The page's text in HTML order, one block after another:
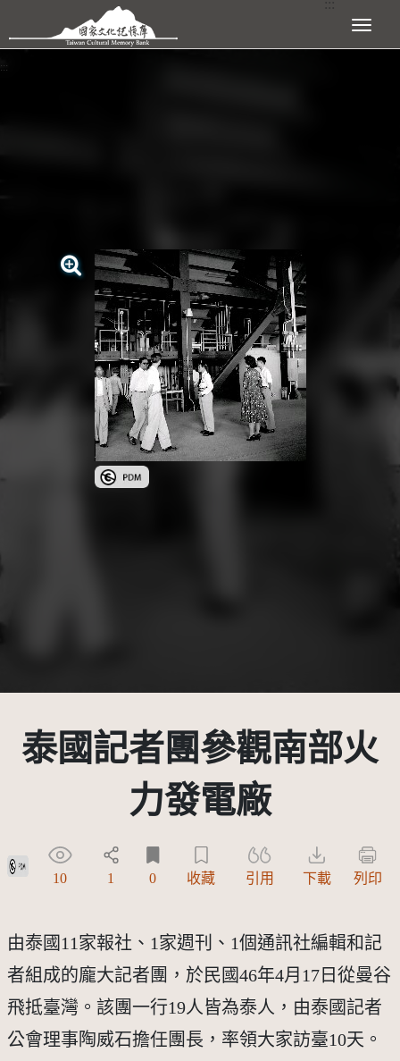
跳到主要內容區塊 展開選單
:::
公眾領域標章(PDM)
泰國記者團參觀南部火
力發電廠
公眾領域標章(PDM)
10 1 0 收藏 引用 下載 列印
由泰國11家報社、1家週刊、1個通訊社編輯和記
者組成的龐大記者團，於民國46年4月17日從曼谷
飛抵臺灣。該團一行19人皆為泰人，由泰國記者
公會理事陶威石擔任團長，率領大家訪臺10天。